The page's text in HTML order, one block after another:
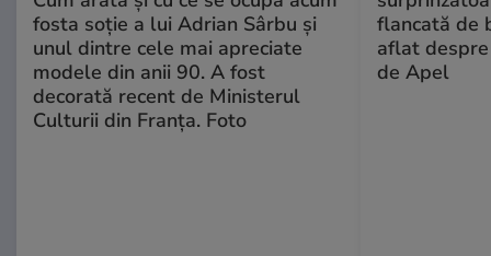
fosta soție a lui Adrian Sârbu și
unul dintre cele mai apreciate
modele din anii 90. A fost
decorată recent de Ministerul
Culturii din Franța. Foto
flancată de
aflat
de Apel